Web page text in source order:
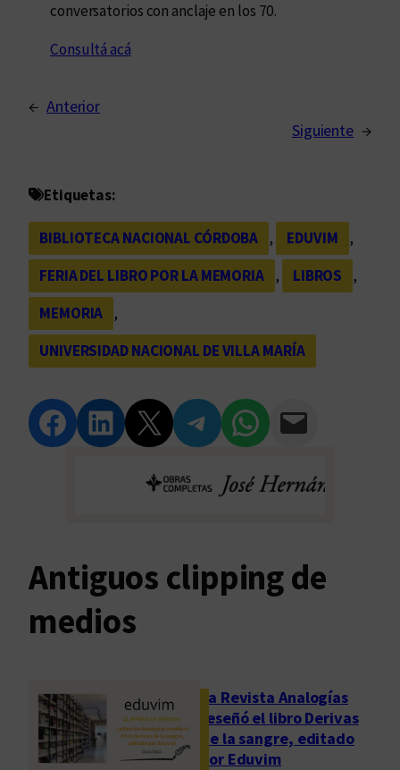
conversatorios con anclaje en los 70.
Consultá acá
← Anterior
Siguiente →
Etiquetas:
BIBLIOTECA NACIONAL CÓRDOBA , EDUVIM
,
FERIA DEL LIBRO POR LA MEMORIA
, LIBROS
,
MEMORIA
,
UNIVERSIDAD NACIONAL DE VILLA MARÍA
Compartir en Facebook Compartir en LinkedIn Compartir en Twitter Compartir en Telegram Compartir en WhatsApp Compartir vía Email
Antiguos clipping de
medios
La Revista Analogías
reseñó el libro Derivas
de la sangre, editado
por Eduvim